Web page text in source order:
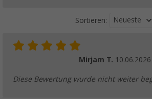
(14)
ab3,99€5,99 €
Sortieren: Neueste
Mirjam T. 10.06.2026
Diese Bewertung wurde nicht weiter